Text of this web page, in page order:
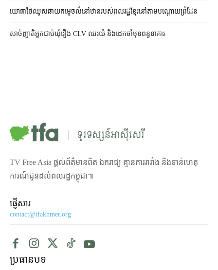
យោធាថៃឈូសឆាយកម្ទេចលំនៅឋានរបស់ពលរដ្ឋខ្មែរនៅតាមបណ្ដោយព្រំដែន
សាច់ញាតិអ្នកជាប់ឃុំរឿង CLV ឈរយំ និងដេកចាំមុនពន្ធនាគារ
TV Free Asia ផ្ដល់ព័ត៌មានពិត ឯករាជ្យ គ្មានការរារាំង និងទាន់ហេតុ
ការណ៍ជូនដល់ពលរដ្ឋកម្ពុជា៕
ផ្ញើសារ
contact@tfakhmer.org
ប្រធានបទ